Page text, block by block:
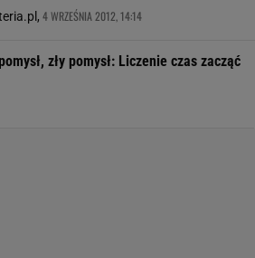
4 WRZEŚNIA 2012, 14:14
zły pomysł: Liczenie czas zacząć